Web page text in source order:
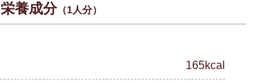
栄養成分（1人分）
165kcal